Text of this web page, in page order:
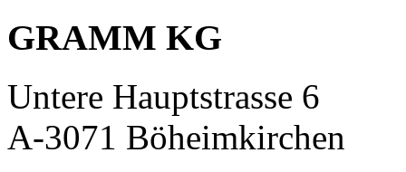
GRAMM KG
Untere Hauptstrasse 6
A-3071 Böheimkirchen